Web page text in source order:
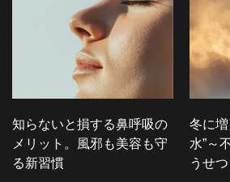
知らないと損する鼻呼吸の
メリット。風邪も美容も守
る新習慣
冬に
水”～
うせ